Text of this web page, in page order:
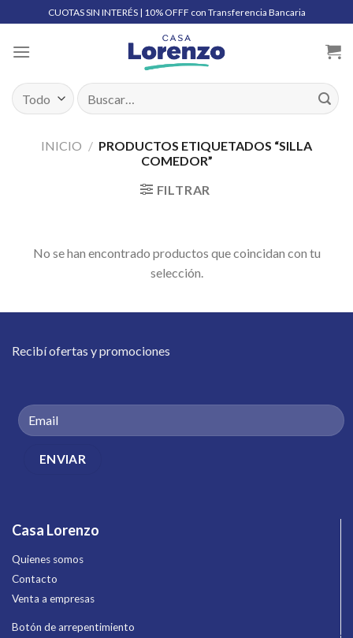
to
content
CUOTAS SIN INTERÉS | 10% OFFF con Transferencia Bancaria
Buscar
por:
INICIO / PRODUCTOS ETIQUETADOS “SILLA
COMEDOR”
FILTRAR
No se han encontrado productos que coincidan con tu
selección.
Recibí ofertas y promociones
Casa Lorenzo
Quienes somos
Contacto
Venta a empresas
Botón de arrepentimiento